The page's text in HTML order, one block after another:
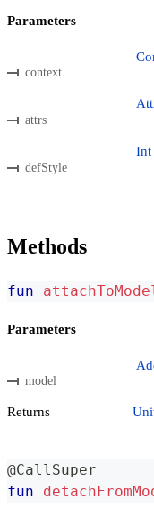
Parameters
context
attrs
defStyle
Int
Methods
fun
Parameters
model
Returns
@CallSuper
fun